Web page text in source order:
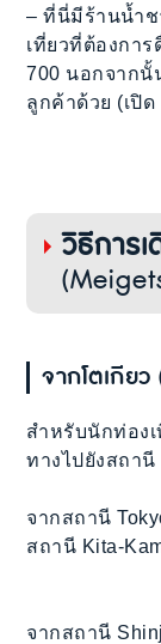
– ที่นี่มีร้านน้ำช
เที่ยวที่ต้องกา
700 นอกจากนั้
ลูกค้าด้วย (เปิด
วิธีการเ
จากโตเกีย
สำหรับนักท่อง
ทางไปยังสถานี
จากสถานี
สถานี Kita-
จากสถานี